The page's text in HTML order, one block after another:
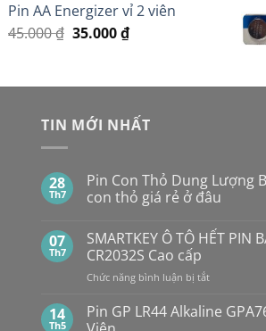
70.000 ₫.là:
60.000 ₫.
Pin AA Energizer vỉ 2 viên
45.000₫ Giá
45.000 ₫.
35.000₫Giá
là:
TIN MỚI NHẤT
28
Th7
Pin Con Thỏ Dung Lượng
con thỏ giá rẻ ở đâu
bình
luận
ở
Pin
Con
Dung
Lượng
07
Th7
SMARTKEY Ô TÔ HẾT PIN
CR2032S Cao cấp
Chức năng bình luận bị tắtở
Ô
14
Th5
Pin GP LR44 Alkaline